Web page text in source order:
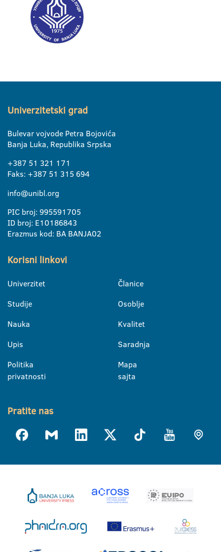
Univerzitetski grad
Bulevar vojvode Petra Bojovića
Banja Luka, Republika Srpska
+387 51 321 171
Faks: +387 51 315 694
info@unibl.org
PIC broj: 995591705
ID broj: E10186843
Erazmus kod: BA BANJA02
Korisni linkovi
Univerzitet
Studije
Nauka
Upis
Politika
privatnosti
Članice
Osoblje
Kvalitet
Saradnja
Mapa
sajta
Pratite nas